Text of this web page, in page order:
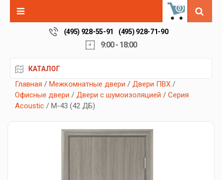
0
(495) 928-55-91 (495) 928-71-90
9:00 - 18:00
КАТАЛОГ
Главная / Межкомнатные двери / Двери ПВХ /
Офисные двери / Двери с шумоизоляцией / Серия
Acoustic / М-43 (42 ДБ)